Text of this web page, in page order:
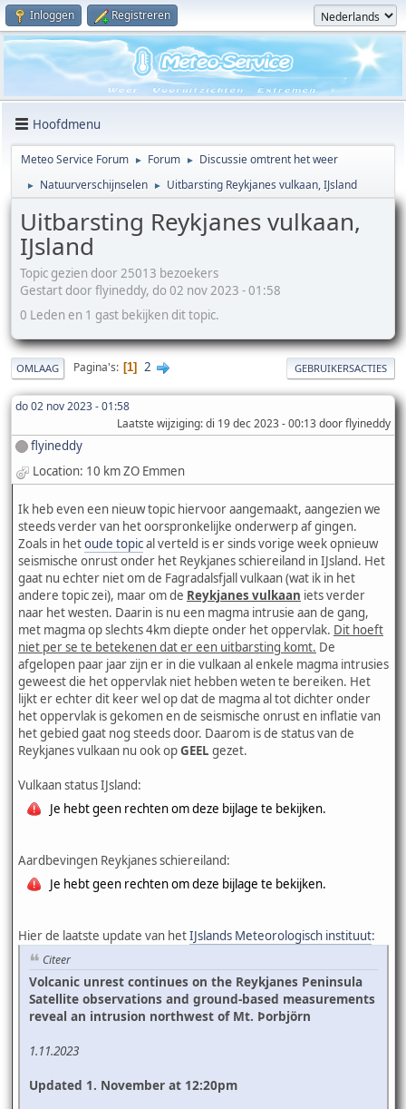
Inloggen Registreren
Hoofdmenu
Meteo Service Forum ► Forum ► Discussie omtrent het weer
► Natuurverschijnselen ► Uitbarsting Reykjanes vulkaan, IJsland
Uitbarsting Reykjanes vulkaan,
IJsland
Topic gezien door 25013 bezoekers
Gestart door flyineddy, do 02 nov 2023 - 01:58
0 Leden en 1 gast bekijken dit topic.
OMLAAG Pagina's 1 2 GEBRUIKERSACTIES
do 02 nov 2023 - 01:58
Laatste wijziging: di 19 dec 2023 - 00:13 door flyineddy
flyineddy
Location: 10 km ZO Emmen
Ik heb even een nieuw topic hiervoor aangemaakt, aangezien we
steeds verder van het oorspronkelijke onderwerp af gingen.
Zoals in hetoude topical verteld is er sinds vorige week opnieuw
seismische onrust onder het Reykjanes schiereiland in IJsland. Het
gaat nu echter niet om de Fagradalsfjall vulkaan (wat ik in het
andere topic zei), maar om de Reykjanes vulkaan iets verder
naar het westen. Daarin is nu een magma intrusie aan de gang,
met magma op slechts 4km diepte onder het oppervlak. Dit hoeft
niet per se te betekenen dat er een uitbarsting komt. De
afgelopen paar jaar zijn er in die vulkaan al enkele magma intrusies
geweest die het oppervlak niet hebben weten te bereiken. Het
lijkt er echter dit keer wel op dat de magma al tot dichter onder
het oppervlak is gekomen en de seismische onrust en inflatie van
het gebied gaat nog steeds door. Daarom is de status van de
Reykjanes vulkaan nu ook opGEEL gezet.
Vulkaan status IJsland:
Je hebt geen rechten om deze bijlage te bekijken.
Aardbevingen Reykjanes schiereiland:
Je hebt geen rechten om deze bijlage te bekijken.
Hier de laatste update van hetIJslands Meteorologisch instituut:
Citeer
Volcanic unrest continues on the Reykjanes Peninsula
Satellite observations and ground-based measurements
reveal an intrusion northwest of Mt. Þorbjörn
1.11.2023
Updated 1. November at 12:20pm